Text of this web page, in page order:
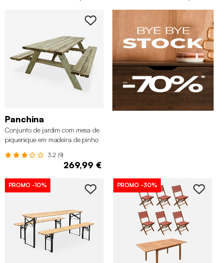
Panchina
Conjunto de jardim com mesa de
piquenique em madeira de pinho
3.2 (9)
269,99 €
PROMO -10% PROMO -30%